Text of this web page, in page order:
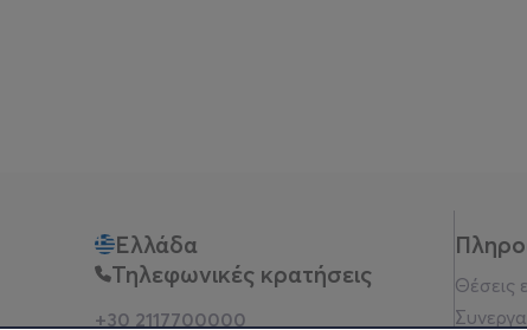
Ελλάδα
Τηλεφωνικές κρατήσεις
+30 2117700000
Θέσεις